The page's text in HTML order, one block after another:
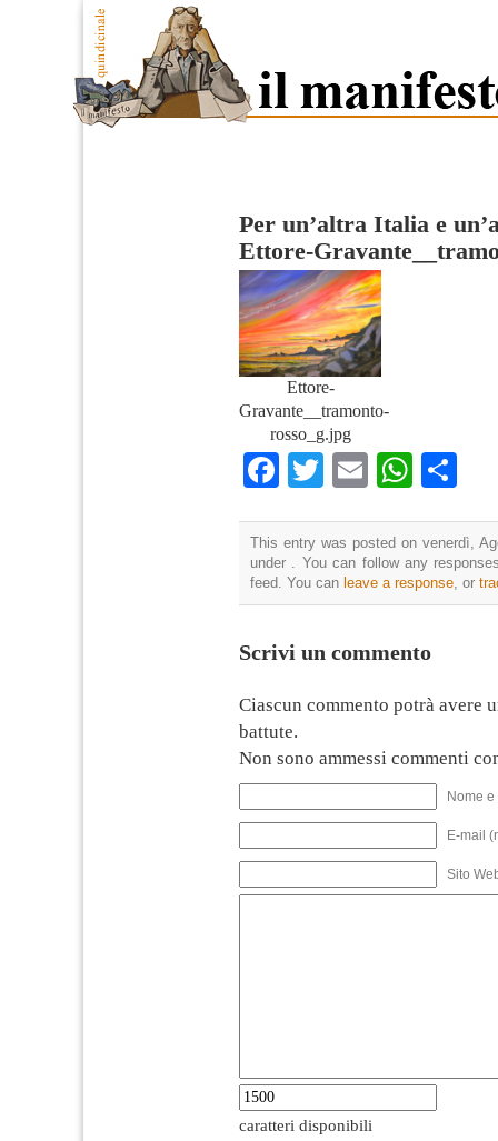
Per un’altra Italia e
Ettore-
Ettore-
Gravante__tramonto-
rosso_g.jpg
Facebook
TwitterEmail
This entry was posted on venerdì,
under . You can follow any
feed. You can leave a response, or
Scrivi un commento
Ciascun commento potrà avere
battute.
Non sono ammessi commenti
Nome
E-mail
Sito
caratteri disponibili